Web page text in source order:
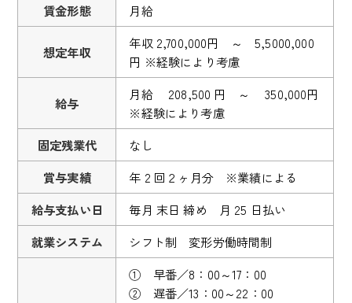
賃金形態
月給
想定年収
年収 2,700,000円 ～ 5,5000,000
円 ※経験により考慮
給与
月給 208,500 円 ～ 350,000円
※経験により考慮
固定残業代
なし
賞与実績
年 2 回２ヶ月分 ※業績による
給与支払い日
毎月 末日 締め 月 25 日払い
就業システム
シフト制 変形労働時間制
① 早番／8：00～17：00
② 遅番／13：00～22：00